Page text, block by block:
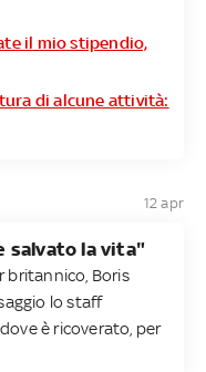
il mio stipendio,
di alcune attività:
12 apr
salvato la vita"
britannico, Boris
lo staff
è ricoverato, per